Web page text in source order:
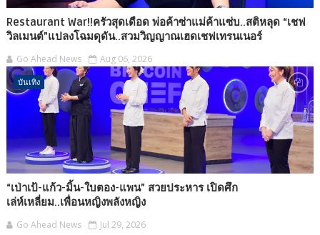
Restaurant War!!ครัวสุดเดือด พ่อค้าซ่าแม่ค้าแซ่บ..สติหลุด “เชฟ
วิลเมนต์”แปลงโฉมดุดัน..สวมวิญญาณเฮดเชฟเทรนเนอร์
Go Ahead News Aug 06, 2026
บันเทิง
“เป่าเป้-แก้ว-มิ้น-ใบตอง-แพน” สวยประหาร เปิดศึก
เล่ห์เหลี่ยม..เพื่อนหญิงพลังหญิง
Go Ahead News Jul 29, 2026